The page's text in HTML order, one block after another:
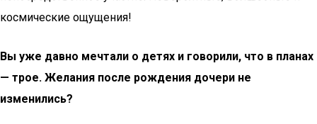
космические ощущения!
Вы уже давно мечтали о детях и говорили, что в планах
— трое. Желания после рождения дочери не
изменились?